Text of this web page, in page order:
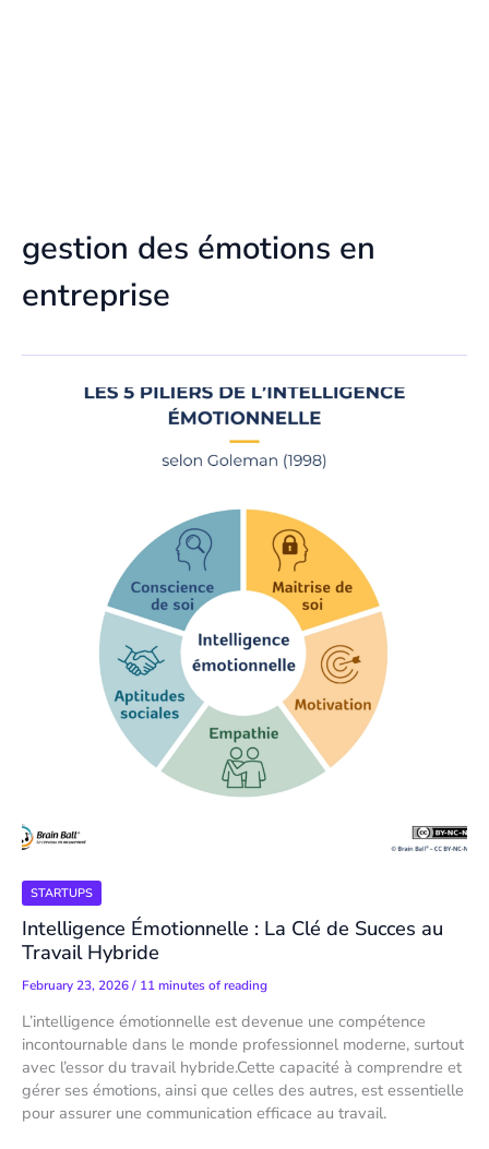
gestion des émotions en
entreprise
STARTUPS
Intelligence Émotionnelle : La Clé de Succes au
Travail Hybride
February 23, 2026/ 11 minutes of reading
L’intelligence émotionnelle est devenue une compétence
incontournable dans le monde professionnel moderne, surtout
avec l’essor du travail hybride.Cette capacité à comprendre et
gérer ses émotions, ainsi que celles des autres, est essentielle
pour assurer une communication efficace au travail.